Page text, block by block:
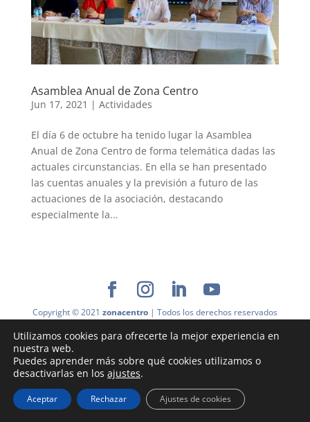
Asamblea Anual de Zona Centro
Jun 17, 2021 | Actividades
El día 6 de octubre ha tenido lugar la Asamblea
Anual de Zona Centro de forma telemática dadas las
actuales circunstancias. En ella se han presentado
las cuentas anuales y la previsión a futuro de las
actuaciones de la asociación, destacando
especialmente la...
Copyright © 2021 zonacentro| Todos los derechos reservados
Desarrollado porSoyDigital Network, S.L.U.
Utilizamos cookies para ofrecerte la mejor experiencia en
nuestra web.
Puedes aprender más sobre qué cookies utilizamos o
desactivarlas en los ajustes.
Aceptar Rechazar Ajustes de cookies